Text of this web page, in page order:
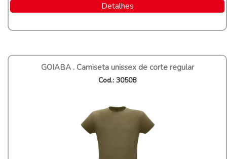
Detalhes
GOIABA . Camiseta unissex de corte regular
Cod.: 30508